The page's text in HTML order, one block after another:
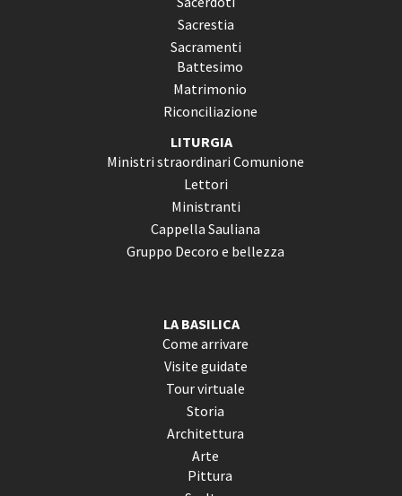
Sacrestia
Sacramenti
Battesimo
Matrimonio
Riconciliazione
LITURGIA
Ministri straordinari Comunione
Lettori
Ministranti
Cappella Sauliana
Gruppo Decoro e bellezza
LA BASILICA
Come arrivare
Visite guidate
Tour virtuale
Storia
Architettura
Arte
Pittura